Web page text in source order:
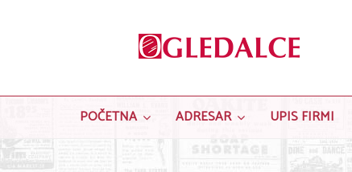
POČETNA ADRESAR UPIS FIRMI